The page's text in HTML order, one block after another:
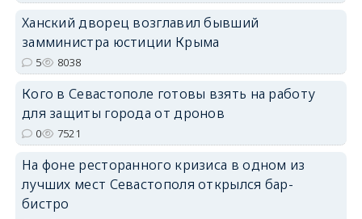
erid: 2SDnjdvhGXG
Ханский дворец возглавил бывший
замминистра юстиции Крыма
5 8038
Кого в Севастополе готовы взять на работу
для защиты города от дронов
0 7521
На фоне ресторанного кризиса в одном из
лучших мест Севастополя открылся бар-
бистро